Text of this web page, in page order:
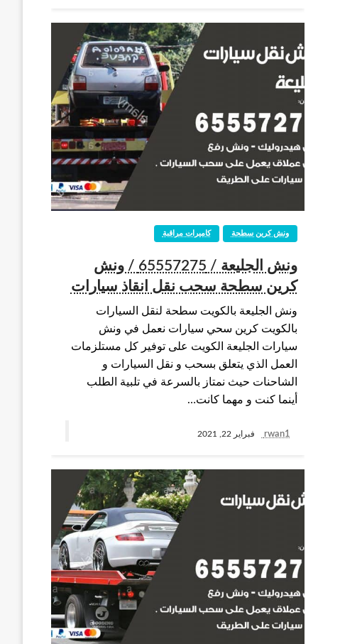
كاميرات مراقبة ونش كرين سطحة
ونش الجليعة / 65557275 / ونش
كرين سطحة سحب نقل انقاذ سيارات
ونش الجليعة بالكويت سطحة لنقل السيارات
بالكويت كرين سحي سيارات نعمل في ونش
سيارات الجليعة الكويت على توفير كل مستلزمات
العمل الذي يتعلق بسحب و نقل السيارات و
الشاحنات حيث نمتاز بالسرعة في تلبية الطلب
أينما كنت و مهما كانت…
rwan1 فبراير 22, 2021